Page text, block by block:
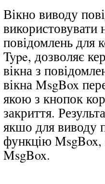
Вікно виводу
повідомлень для
Type, дозволяє
вікна з
вікна MsgBox
якою з кнопок
закриття.
якшо для виводу
функцію MsgBox,
MsgBox.